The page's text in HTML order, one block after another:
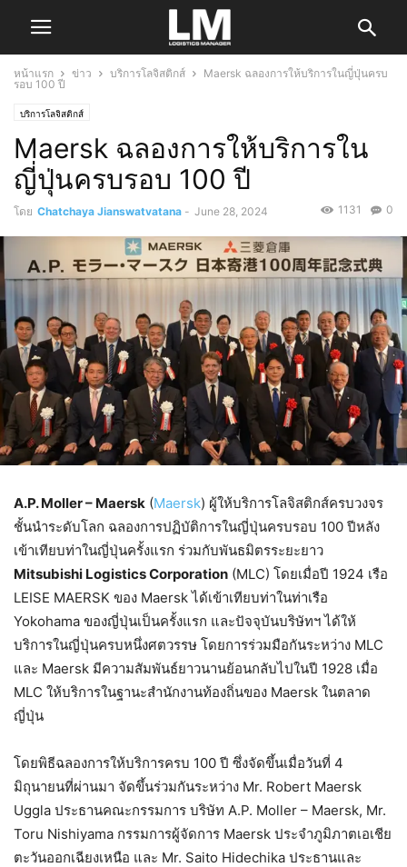
หน้าแรก ข่าว บริการโลจิสติกส์
Maersk ฉลองการให้บริการในญี่ปุ่นครบ
รอบ 100 ปี
บริการโลจิสติกส์
Maersk ฉลองการให้บริการใน
ญี่ปุ่นครบรอบ 100 ปี
โดย Chatchaya Jianswatvatana - June 28, 2024 0
1131
A.P. Moller – Maersk (Maersk) ผู้ให้บริการโลจิสติกส์ครบวงจร
ชั้นนำระดับโลก ฉลองการปฏิบัติการในญี่ปุ่นครบรอบ 100 ปีหลัง
เข้าเทียบท่าในญี่ปุ่นครั้งแรก ร่วมกับพันธมิตรระยะยาว
Mitsubishi Logistics Corporation (MLC) โดยเมื่อปี 1924 เรือ
LEISE MAERSK ของ Maersk ได้เข้าเทียบท่าในท่าเรือ
Yokohama ของญี่ปุ่นเป็นครั้งแรก และปัจจุบันบริษัทฯ ได้ให้
บริการในญี่ปุ่นครบหนึ่งศตวรรษ โดยการร่วมมือกันระหว่าง MLC
และ Maersk มีความสัมพันธ์ยาวนานย้อนกลับไปในปี 1928 เมื่อ
MLC ให้บริการในฐานะสำนักงานท้องถิ่นของ Maersk ในตลาด
ญี่ปุ่น
โดยพิธีฉลองการให้บริการครบ 100 ปี ซึ่งจัดขึ้นเมื่อวันที่ 4
มิถุนายนที่ผ่านมา จัดขึ้นร่วมกันระหว่าง Mr. Robert Maersk
Uggla ประธานคณะกรรมการ บริษัท A.P. Moller – Maersk, Mr.
Toru Nishiyama กรรมการผู้จัดการ Maersk ประจำภูมิภาตเอเชีย
ตะวันออกเฉียงเหนือ และ Mr. Saito Hidechika ประธานและ